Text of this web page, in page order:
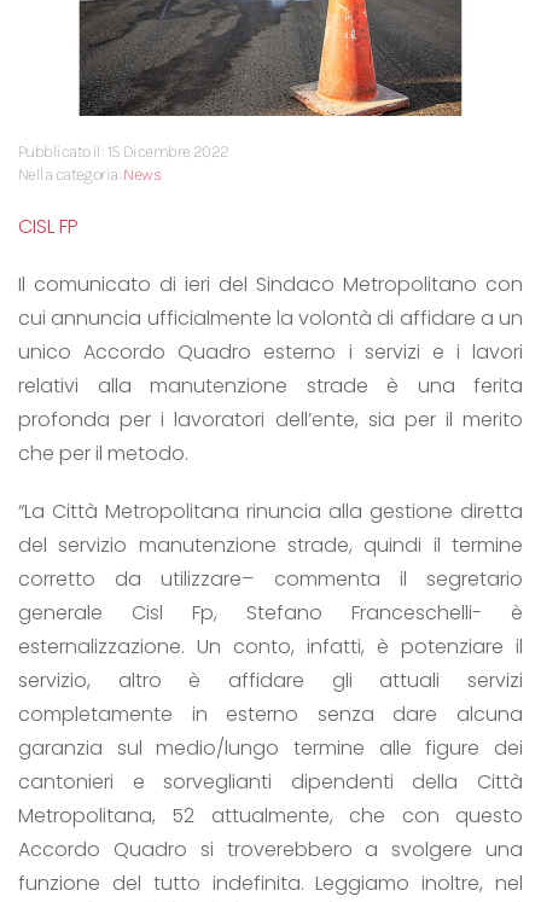
Pubblicato il: 15 Dicembre 2022
Nella categoria:News
CISL FP
Il comunicato di ieri del Sindaco Metropolitano con
cui annuncia ufficialmente la volontà di affidare a un
unico Accordo Quadro esterno i servizi e i lavori
relativi alla manutenzione strade è una ferita
profonda per i lavoratori dell’ente, sia per il merito
che per il metodo.
“La Città Metropolitana rinuncia alla gestione diretta
del servizio manutenzione strade, quindi il termine
corretto da utilizzare– commenta il segretario
generale Cisl Fp, Stefano Franceschelli- è
esternalizzazione. Un conto, infatti, è potenziare il
servizio, altro è affidare gli attuali servizi
completamente in esterno senza dare alcuna
garanzia sul medio/lungo termine alle figure dei
cantonieri e sorveglianti dipendenti della Città
Metropolitana, 52 attualmente, che con questo
Accordo Quadro si troverebbero a svolgere una
funzione del tutto indefinita. Leggiamo inoltre, nel